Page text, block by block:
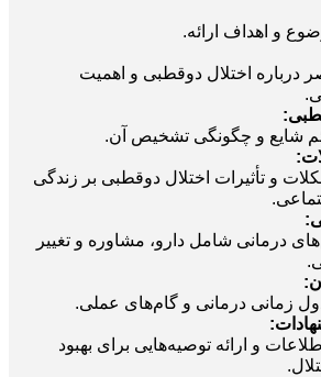
و اهداف ارائه.
درباره اختلال دوقطبی و اهمیت
شایع و چگونگی تشخیص آن.
و تأثیرات اختلال دوقطبی بر زندگی
درمانی شامل دارو، مشاوره و تغییر
زمانی درمانی و گام‌های عملی.
و ارائه توصیه‌هایی برای بهبود